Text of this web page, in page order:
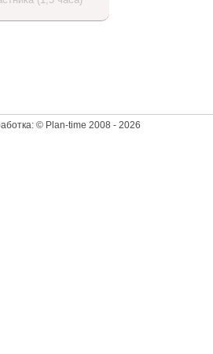
© Plan-time 2008 - 2026